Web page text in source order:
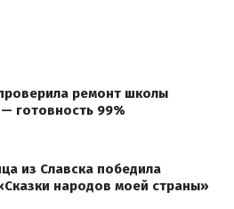
ремонт школы
готовность 99%
из Славска победила
народов моей страны»